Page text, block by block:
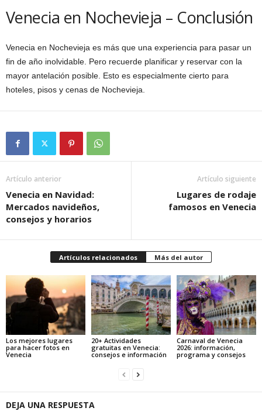
Venecia en Nochevieja – Conclusión
Venecia en Nochevieja es más que una experiencia para pasar un
fin de año inolvidable. Pero recuerde planificar y reservar con la
mayor antelación posible. Esto es especialmente cierto para
hoteles, pisos y cenas de Nochevieja.
Artículo anterior
Venecia en Navidad:
Mercados navideños,
consejos y horarios
Artículo siguiente
Lugares de rodaje
famosos en Venecia
Artículos relacionados Más del autor
Los mejores lugares
para hacer fotos en
Venecia
20+ Actividades
gratuitas en Venecia:
consejos e información
Carnaval de Venecia
2026: información,
programa y consejos
DEJA UNA RESPUESTA